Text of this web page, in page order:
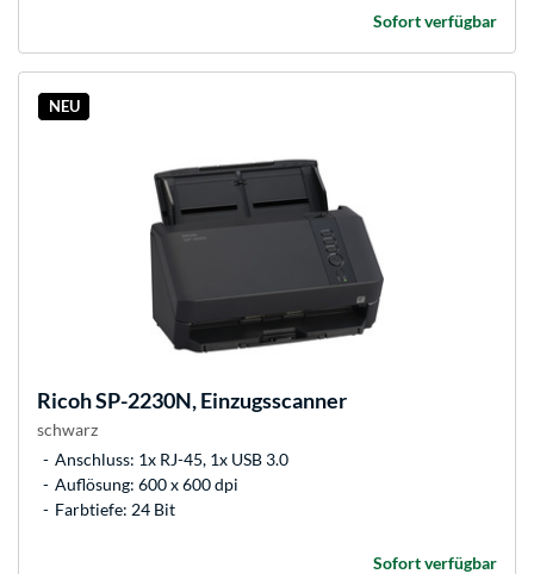
Sofort verfügbar
NEU
RicohSP-2230N, Einzugsscanner
schwarz
Anschluss: 1x RJ-45, 1x USB 3.0
Auflösung: 600 x 600 dpi
Farbtiefe: 24 Bit
Sofort verfügbar